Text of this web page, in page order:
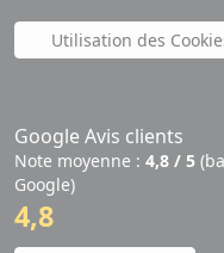
Utilisation des
Google Avis clients
Note moyenne : 4,8 / 5
Google)
4,8